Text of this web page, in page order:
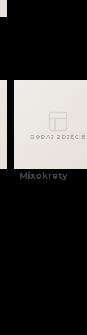
DODAJ ZDJĘCIE
Mixokrety